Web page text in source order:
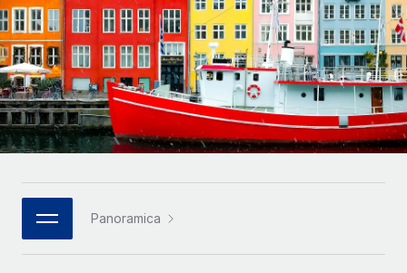
Italiano
Português (Portugal)
日本語
Panoramica